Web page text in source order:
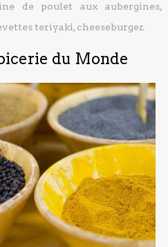
de poulet aux aubergines,
teriyaki, cheeseburger.
du Monde